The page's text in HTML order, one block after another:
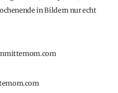
in Bildern nur echt